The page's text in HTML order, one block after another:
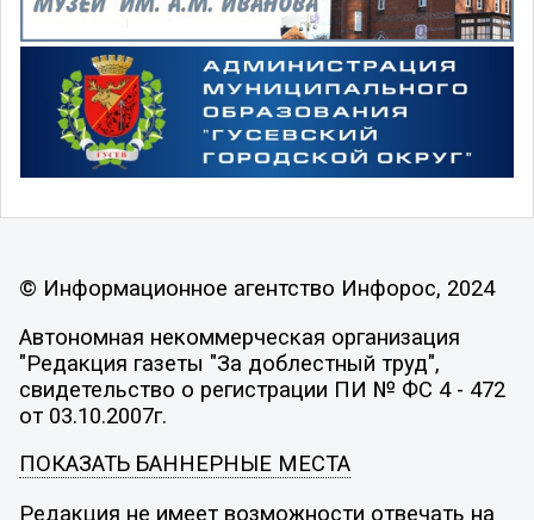
© Информационное агентство Инфорос, 2024
Автономная некоммерческая организация
"Редакция газеты "За доблестный труд",
свидетельство о регистрации ПИ № ФС 4 - 472
от 03.10.2007г.
ПОКАЗАТЬ БАННЕРНЫЕ МЕСТА
Редакция не имеет возможности отвечать на